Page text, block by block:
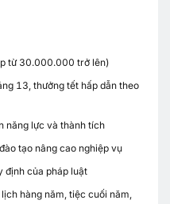
từ 30.000.000 trở lên)
13, thưởng tết hấp dẫn theo
năng lực và thành tích
tạo nâng cao nghiệp vụ
định của pháp luật
hàng năm, tiệc cuối năm,